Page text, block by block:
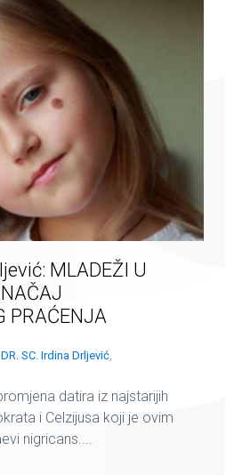
MLADEŽI U
PRAĆENJA
DR. SC. Irdina Drljević,
datira iz najstarijih
i Celzijusa koji je ovim
nigricans....